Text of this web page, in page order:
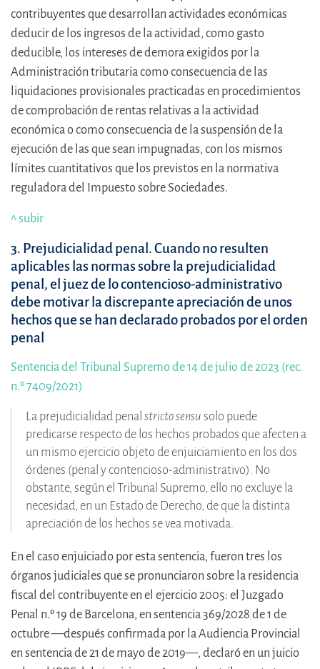
contribuyentes que desarrollan actividades económicas
deducir de los ingresos de la actividad, como gasto
deducible, los intereses de demora exigidos por la
Administración tributaria como consecuencia de las
liquidaciones provisionales practicadas en procedimientos
de comprobación de rentas relativas a la actividad
económica o como consecuencia de la suspensión de la
ejecución de las que sean impugnadas, con los mismos
límites cuantitativos que los previstos en la normativa
reguladora del Impuesto sobre Sociedades.
^ subir
3. Prejudicialidad penal. Cuando no resulten
aplicables las normas sobre la prejudicialidad
penal, el juez de lo contencioso-administrativo
debe motivar la discrepante apreciación de unos
hechos que se han declarado probados por el orden
penal
Sentencia del Tribunal Supremo de 14 de julio de 2023 (rec.
n.º 7409/2021)
La prejudicialidad penal stricto sensu solo puede
predicarse respecto de los hechos probados que afecten a
un mismo ejercicio objeto de enjuiciamiento en los dos
órdenes (penal y contencioso-administrativo). No
obstante, según el Tribunal Supremo, ello no excluye la
necesidad, en un Estado de Derecho, de que la distinta
apreciación de los hechos se vea motivada.
En el caso enjuiciado por esta sentencia, fueron tres los
órganos judiciales que se pronunciaron sobre la residencia
fiscal del contribuyente en el ejercicio 2005: el Juzgado
Penal n.º 19 de Barcelona, en sentencia 369/2028 de 1 de
octubre —después confirmada por la Audiencia Provincial
en sentencia de 21 de mayo de 2019—, declaró en un juicio